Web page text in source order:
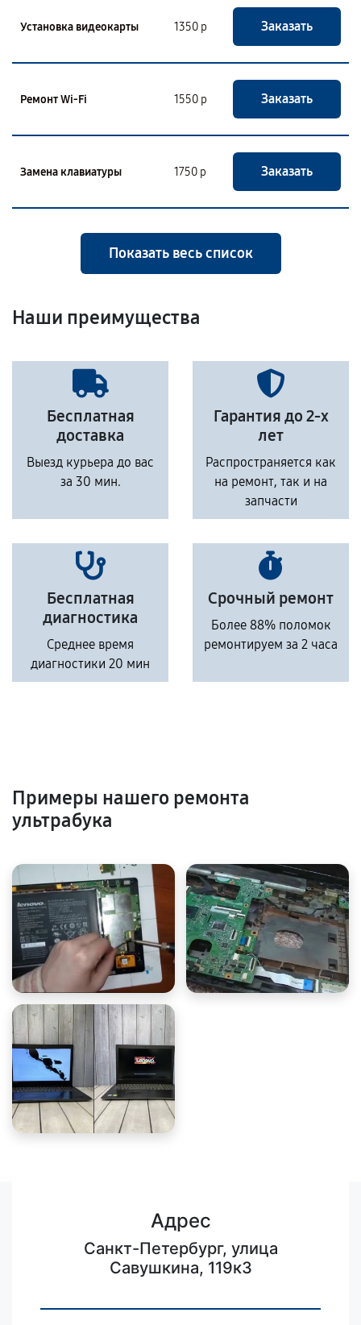
Установка видеокарты 1350 р Заказать
Ремонт Wi-Fi 1550 р Заказать
Замена клавиатуры 1750 р Заказать
Показать весь список
Наши преимущества
Бесплатная
доставка
Выезд курьера до вас
за 30 мин.
Гарантия до 2-х
лет
Распространяется как
на ремонт, так и на
запчасти
Бесплатная
диагностика
Среднее время
диагностики 20 мин
Срочный ремонт
Более 88% поломок
ремонтируем за 2 часа
Примеры нашего ремонта
ультрабука
Адрес
Санкт-Петербург, улица
Савушкина, 119к3